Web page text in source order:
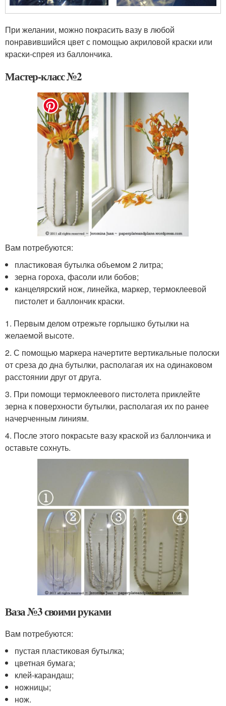
При желании, можно покрасить вазу в любой
понравившийся цвет с помощью акриловой краски или
краски-спрея из баллончика.
Мастер-класс №2
Вам потребуются:
пластиковая бутылка объемом 2 литра;
зерна гороха, фасоли или бобов;
канцелярский нож, линейка, маркер, термоклеевой
пистолет и баллончик краски.
1. Первым делом отрежьте горлышко бутылки на
желаемой высоте.
2. С помощью маркера начертите вертикальные полоски
от среза до дна бутылки, располагая их на одинаковом
расстоянии друг от друга.
3. При помощи термоклеевого пистолета приклейте
зерна к поверхности бутылки, располагая их по ранее
начерченным линиям.
4. После этого покрасьте вазу краской из баллончика и
оставьте сохнуть.
Ваза №3 своими руками
Вам потребуются:
пустая пластиковая бутылка;
цветная бумага;
клей-карандаш;
ножницы;
нож.